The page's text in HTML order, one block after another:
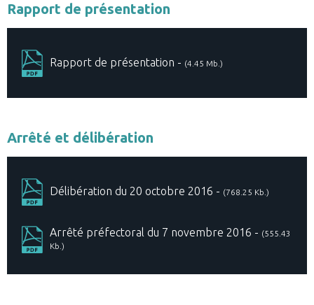
Rapport de présentation
Rapport de présentation - (4.45 Mb.)
Arrêté et délibération
Délibération du 20 octobre 2016 - (768.25 Kb.)
Arrêté préfectoral du 7 novembre 2016 - (555.43
Kb.)